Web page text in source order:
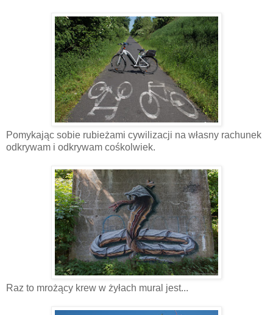
Pomykając sobie rubieżami cywilizacji na własny rachunek
odkrywam i odkrywam cośkolwiek.
Raz to mrożący krew w żyłach mural jest...